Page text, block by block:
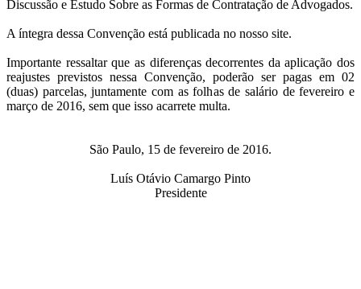
Discussão e Estudo Sobre as Formas de Contratação de Advogados.
A íntegra dessa Convenção está publicada no nosso site.
Importante ressaltar que as diferenças decorrentes da aplicação dos
reajustes previstos nessa Convenção, poderão ser pagas em 02
(duas) parcelas, juntamente com as folhas de salário de fevereiro e
março de 2016, sem que isso acarrete multa.
São Paulo, 15 de fevereiro de 2016.
Luís Otávio Camargo Pinto
Presidente